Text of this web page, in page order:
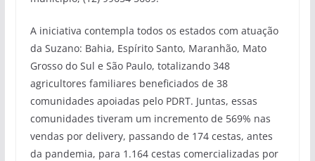
A iniciativa contempla todos os estados com atuação
da Suzano: Bahia, Espírito Santo, Maranhão, Mato
Grosso do Sul e São Paulo, totalizando 348
agricultores familiares beneficiados de 38
comunidades apoiadas pelo PDRT. Juntas, essas
comunidades tiveram um incremento de 569% nas
vendas por delivery, passando de 174 cestas, antes
da pandemia, para 1.164 cestas comercializadas por